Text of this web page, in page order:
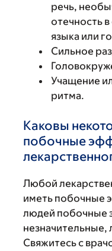
речь,
отечность
языка или
Сильное
Учащение
ритма.
Каковы
побочные
Любой
иметь побочные
людей побочные
незначительные,
Свяжитесь с